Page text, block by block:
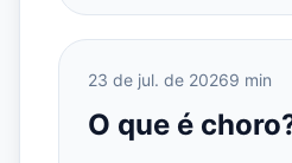
23 de jul. de 20269 min
O que é